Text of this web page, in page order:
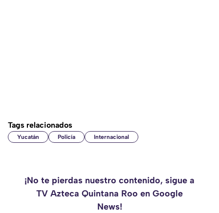
Tags relacionados
Yucatán Policía Internacional
¡No te pierdas nuestro contenido, sigue a
TV Azteca Quintana Roo en Google
News!